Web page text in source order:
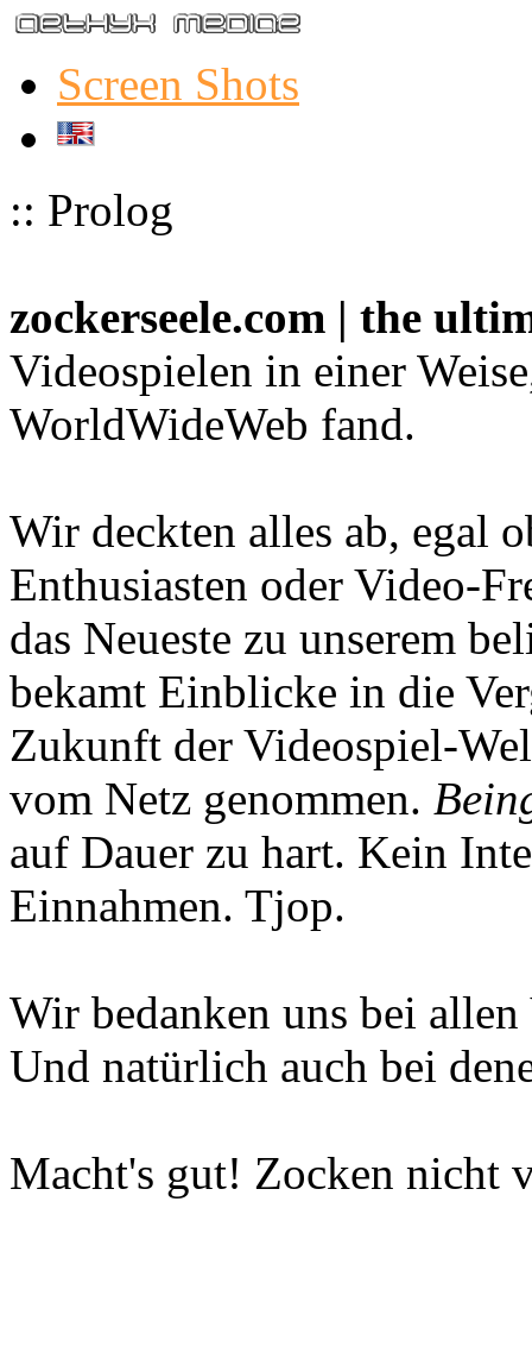
Screen Shots
:: Prolog
zockerseele.com | the
Videospielen in einer
WorldWideWeb fand.
Wir deckten alles ab, egal
Enthusiasten oder Video-
das Neueste zu unserem
bekamt Einblicke in die
Zukunft der Videospiel-
vom Netz genommen.
auf Dauer zu hart. Kein
Einnahmen. Tjop.
Wir bedanken uns bei
Und natürlich auch bei
Macht's gut! Zocken nicht